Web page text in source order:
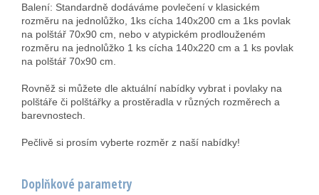
Balení: Standardně dodáváme povlečení v klasickém
rozměru na jednolůžko, 1ks cícha 140x200 cm a 1ks povlak
na polštář 70x90 cm, nebo v atypickém prodlouženém
rozměru na jednolůžko 1 ks cícha 140x220 cm a 1 ks povlak
na polštář 70x90 cm.
Rovněž si můžete dle aktuální nabídky vybrat i povlaky na
polštáře či polštářky a prostěradla v různých rozměrech a
barevnostech.
Pečlivě si prosím vyberte rozměr z naší nabídky!
Doplňkové parametry